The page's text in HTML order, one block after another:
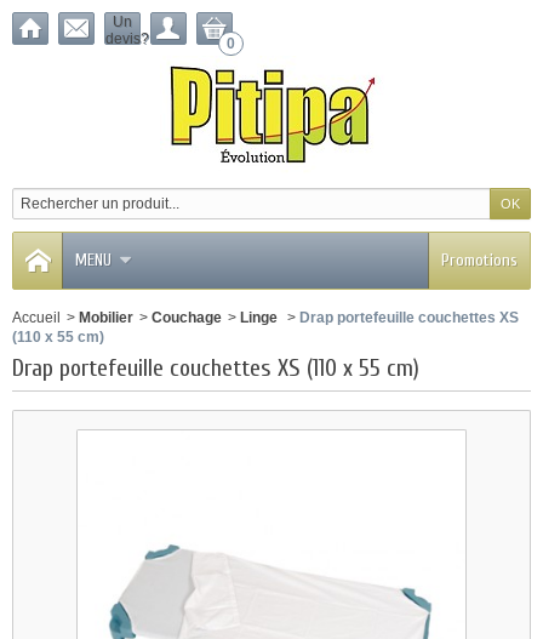
Un
devis?
0
MENU Promotions
Accueil > Mobilier > Couchage > Linge > Drap portefeuille couchettes XS
(110 x 55 cm)
Drap portefeuille couchettes XS (110 x 55 cm)